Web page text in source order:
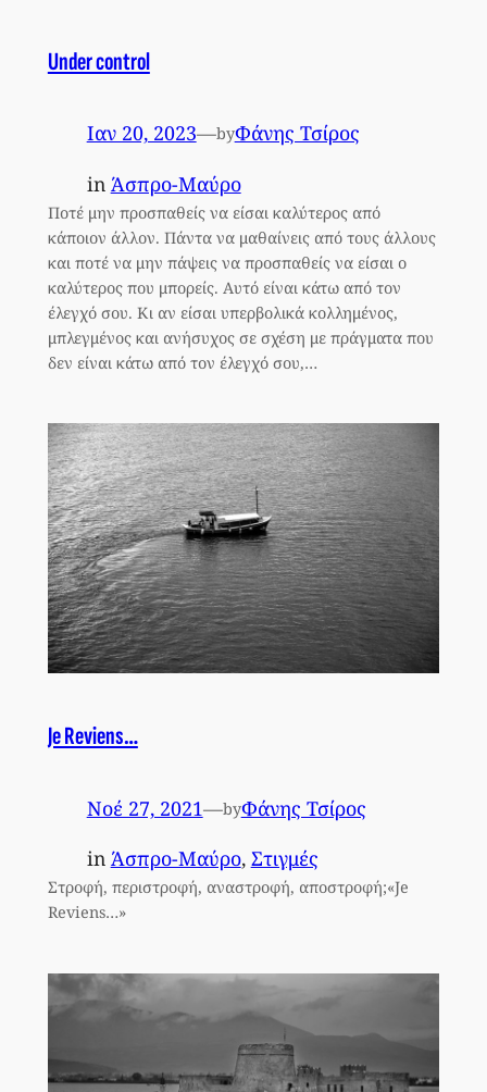
Under control
Ιαν 20, 2023—byΦάνης Τσίρος
in Άσπρο-Μαύρο
Ποτέ μην προσπαθείς να είσαι καλύτερος από
κάποιον άλλον. Πάντα να μαθαίνεις από τους άλλους
και ποτέ να μην πάψεις να προσπαθείς να είσαι ο
καλύτερος που μπορείς. Αυτό είναι κάτω από τον
έλεγχό σου. Κι αν είσαι υπερβολικά κολλημένος,
μπλεγμένος και ανήσυχος σε σχέση με πράγματα που
δεν είναι κάτω από τον έλεγχό σου,…
Je Reviens…
Νοέ 27, 2021—byΦάνης Τσίρος
in Άσπρο-Μαύρο, Στιγμές
Στροφή, περιστροφή, αναστροφή, αποστροφή;«Je
Reviens…»